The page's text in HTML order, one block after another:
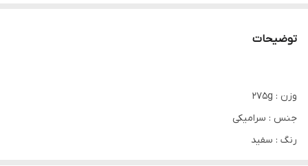
توضیحات
وزن : 275g
جنس : سرامیکی
رنگ : سفید